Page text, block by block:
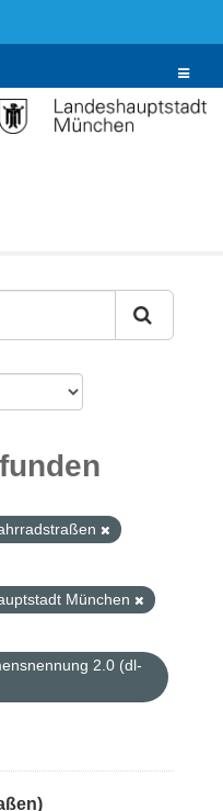
Toggle
München
2.0 (dl-